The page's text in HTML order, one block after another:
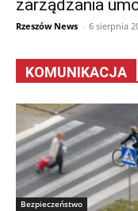
zarządzania
Rzeszów News - 6 sierpnia
KOMUNIKACJA
Bezpieczeństwo